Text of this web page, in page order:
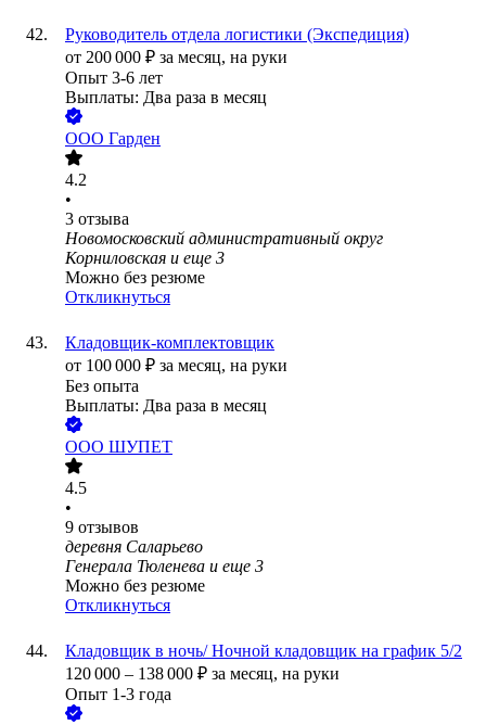
Руководитель отдела логистики (Экспедиция)
от 200 000 ₽ за месяц, на руки
Опыт 3-6 лет
Выплаты: Два раза в месяц
ООО Гарден
4.2
•
3 отзыва
Новомосковский административный округ
Корниловская и еще 3
Можно без резюме
Откликнуться
Кладовщик-комплектовщик
от 100 000 ₽ за месяц, на руки
Без опыта
Выплаты: Два раза в месяц
ООО ШУПЕТ
4.5
•
9 отзывов
деревня Саларьево
Генерала Тюленева и еще 3
Можно без резюме
Откликнуться
Кладовщик в ночь/ Ночной кладовщик на график 5/2
120 000 – 138 000 ₽ за месяц, на руки
Опыт 1-3 года